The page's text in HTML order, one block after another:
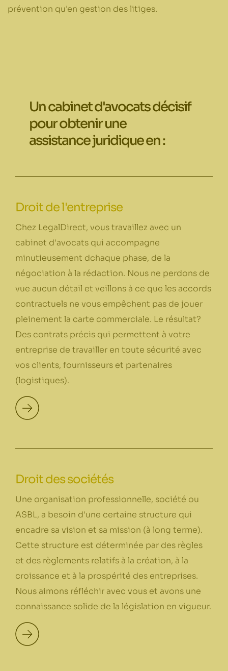
prévention qu'en gestion des litiges.
Un cabinet d'avocats décisif
pour obtenir une
assistance juridique en :
Droit de l'entreprise
Chez LegalDirect, vous travaillez avec un
cabinet d'avocats qui accompagne
minutieusement dchaque phase, de la
négociation à la rédaction. Nous ne perdons de
vue aucun détail et veillons à ce que les accords
contractuels ne vous empêchent pas de jouer
pleinement la carte commerciale. Le résultat?
Des contrats précis qui permettent à votre
entreprise de travailler en toute sécurité avec
vos clients, fournisseurs et partenaires
(logistiques).
Droit des sociétés
Une organisation professionnelle, société ou
ASBL, a besoin d'une certaine structure qui
encadre sa vision et sa mission (à long terme).
Cette structure est déterminée par des règles
et des règlements relatifs à la création, à la
croissance et à la prospérité des entreprises.
Nous aimons réfléchir avec vous et avons une
connaissance solide de la législation en vigueur.